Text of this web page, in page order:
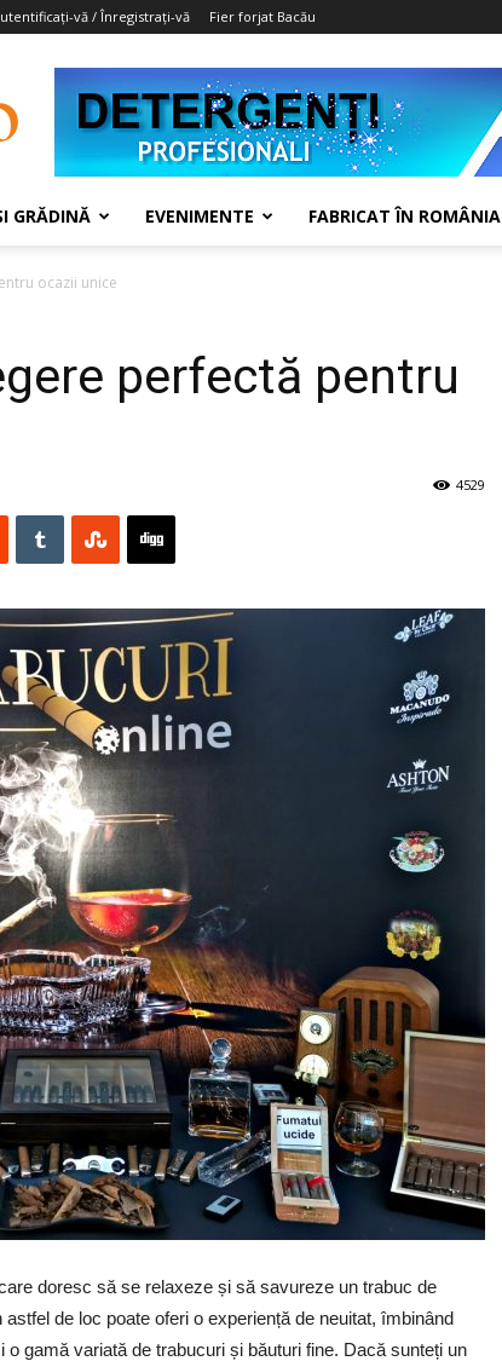
vă / Înregistrați-vă Fier forjat Bacău
GRĂDINĂ EVENIMENTE FABRICAT ÎN ROMÂNIA
ocazii unice
perfectă pentru
4529
doresc să se relaxeze și să savureze un trabuc de
de loc poate oferi o experiență de neuitat, îmbinând
gamă variată de trabucuri și băuturi fine. Dacă sunteți un